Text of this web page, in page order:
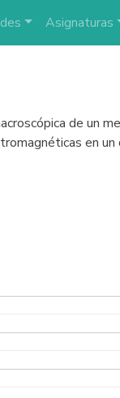
Asignaturas
de un
en